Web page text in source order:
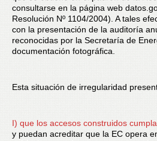
consultarse en la página web
Resolución Nº 1104/2004). A tales
con la presentación de la auditoría
reconocidas por la Secretaría de
documentación fotográfica.
Esta situación de irregularidad
I) que los accesos construidos
y puedan acreditar que la EC opera